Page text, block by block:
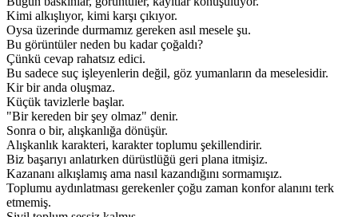
Kimi alkışlıyor, kimi karşı çıkıyor.
Oysa üzerinde durmamız gereken asıl mesele şu.
Bu görüntüler neden bu kadar çoğaldı?
Çünkü cevap rahatsız edici.
Bu sadece suç işleyenlerin değil, göz yumanların da meselesidir.
Kir bir anda oluşmaz.
Küçük tavizlerle başlar.
"Bir kereden bir şey olmaz" denir.
Sonra o bir, alışkanlığa dönüşür.
Alışkanlık karakteri, karakter toplumu şekillendirir.
Biz başarıyı anlatırken dürüstlüğü geri plana itmişiz.
Kazananı alkışlamış ama nasıl kazandığını sormamışız.
Toplumu aydınlatması gerekenler çoğu zaman konfor alanını terk
etmemiş.